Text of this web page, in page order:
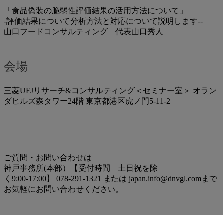
「食品偽装の脆弱性評価結果の活用方法について」
-評価結果について分析方法と対応について説明します--
山口フードコンサルティング 代表山口秀人
会場
三菱UFJリサーチ&コンサルティング＜セミナー室＞ オラン
ダヒルズ森タワー24階 東京都港区虎ノ門5-11-2
ご質問・お問い合わせは
神戸事務所(本部）【受付時間 土日祝を除
く9:00-17:00】 078-291-1321 または japan.info@dnvgl.comまで
お気軽にお問い合わせください。